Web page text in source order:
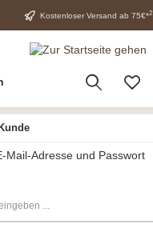
Kostenloser Versand ab 75€*2
Mail-Adresse und Passwort